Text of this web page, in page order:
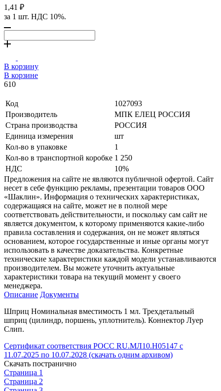
1,41 ₽
за 1 шт. НДС 10%.
В корзину
В корзине
610
Код
1027093
Производитель
МПК ЕЛЕЦ РОССИЯ
Страна производства
РОССИЯ
Единица измерения
шт
Кол-во в упаковке
1
Кол-во в транспортной коробке 1 250
НДС
10%
Предложения на сайте не являются публичной офертой. Сайт
несет в себе функцию рекламы, презентации товаров ООО
«Шаклин». Информация о технических характеристиках,
содержащаяся на сайте, может не в полной мере
соответствовать действительности, и поскольку сам сайт не
является документом, к которому применяются какие-либо
правила составления и содержания, он не может являться
основанием, которое государственные и иные органы могут
использовать в качестве доказательства. Конкретные
технические характеристики каждой модели устанавливаются
производителем. Вы можете уточнить актуальные
характеристики товара на текущий момент у своего
менеджера.
Описание Документы
Шприц Номинальная вместимость 1 мл. Трехдетальный
шприц (цилиндр, поршень, уплотнитель). Коннектор Луер
Слип.
Сертификат соответствия РОСС RU.МЛ10.Н05147 с
11.07.2025 по 10.07.2028 (скачать одним архивом)
Скачать постранично
Страница 1
Страница 2